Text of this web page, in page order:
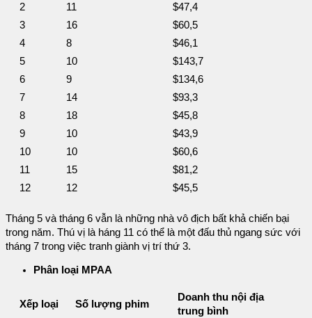
2
11
$47,4
3
16
$60,5
4
8
$46,1
5
10
$143,7
6
9
$134,6
7
14
$93,3
8
18
$45,8
9
10
$43,9
10
10
$60,6
11
15
$81,2
12
12 $45,5
Tháng 5 và tháng 6 vẫn là những nhà vô địch bất khả chiến bại
trong năm. Thú vị là háng 11 có thể là một đấu thủ ngang sức với
tháng 7 trong việc tranh giành vị trí thứ 3.
Phân loại MPAA
Xếp loại Số lượng phim
Doanh thu nội địa
trung bình